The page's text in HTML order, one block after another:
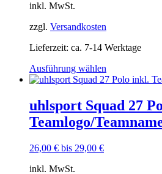
inkl. MwSt.
zzgl. Versandkosten
Lieferzeit: ca. 7-14 Werktage
Ausführung wählen
Produkt
mehrere
Varianten
auf.
uhlsport Squad 27
Teamlogo/
26,00 € bis 29,00 €
inkl. MwSt.